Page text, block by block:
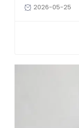
2026-05-25